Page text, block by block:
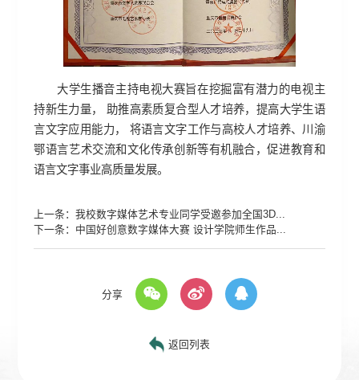
大学生播音主持电视大赛旨在挖掘富有潜力的电视主
持新生力量， 助推高素质复合型人才培养，提高大学生语
言文字应用能力， 将语言文字工作与高校人才培养、川渝
鄂语言艺术交流和文化传承创新等有机融合，促进教育和
语言文字事业高质量发展。
上一条：我校数字媒体艺术专业同学受邀参加全国3D...
下一条： 中国好创意数字媒体大赛 设计学院师生作品...
分享
返回列表